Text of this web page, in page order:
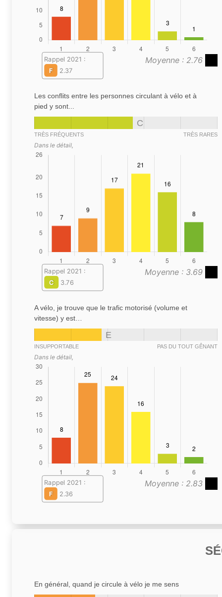
Moyenne : 2.76
Rappel 2021 :
F
2.37
Les conflits entre les personnes circulant à vélo et à
pied y sont...
C
TRÈS FRÉQUENTS TRÈS RARES
Dans le détail,
Moyenne : 3.69
Rappel 2021 :
C
3.76
A vélo, je trouve que le trafic motorisé (volume et
vitesse) y est…
E
INSUPPORTABLE PAS DU TOUT GÊNANT
Dans le détail,
Moyenne : 2.83
Rappel 2021 :
F
2.36
En général, quand je circule à vélo je me sens